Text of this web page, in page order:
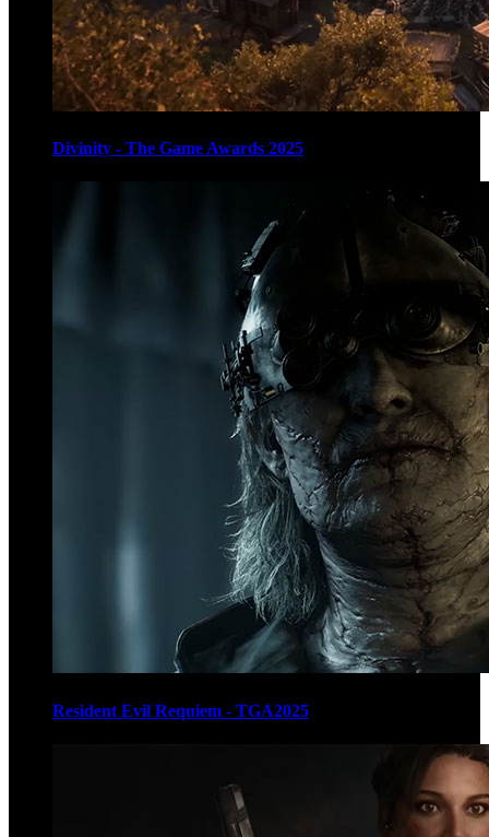
Divinity - The Game Awards 2025
Resident Evil Requiem - TGA2025